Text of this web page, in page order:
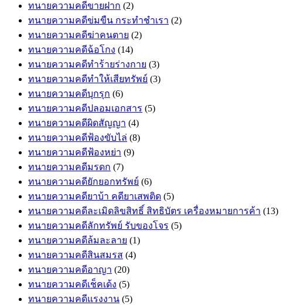
ทนายความคดีขายฝาก (2)
ทนายความคดีข่มขืน กระทำชำเรา (2)
ทนายความคดีฆ่าคนตาย (2)
ทนายความคดีฉ้อโกง (14)
ทนายความคดีทำร้ายร่างกาย (3)
ทนายความคดีทำให้เสียทรัพย์ (3)
ทนายความคดีบุกรุก (6)
ทนายความคดีปลอมเอกสาร (5)
ทนายความคดีผิดสัญญา (4)
ทนายความคดีฟ้องขับไล่ (8)
ทนายความคดีฟ้องหย่า (9)
ทนายความคดีมรดก (7)
ทนายความคดียักยอกทรัพย์ (6)
ทนายความคดียาบ้า คดียาเสพติด (5)
ทนายความคดีละเมิดลิขสิทธิ์ สิทธิบัตร เครื่องหมายการค้า (13)
ทนายความคดีลักทรัพย์ รับของโจร (5)
ทนายความคดีล้มละลาย (1)
ทนายความคดีสินสมรส (4)
ทนายความคดีอาญา (20)
ทนายความคดีเช็คเด้ง (5)
ทนายความคดีแรงงาน (5)